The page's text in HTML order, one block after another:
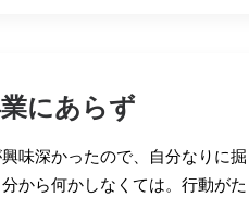
にあらず
味深かったので、自分なりに
から何かしなくては。行動が